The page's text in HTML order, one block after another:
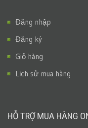
Đăng nhập
Đăng ký
Giỏ hàng
Lịch sử mua hàng
HỖ TRỢ MUA HÀNG